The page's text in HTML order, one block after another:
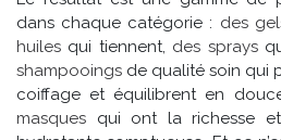
dans chaque catégorie : des
huiles qui tiennent, des sprays
shampooings de qualité soin qui
coiffage et équilibrent en
masques qui ont la richesse